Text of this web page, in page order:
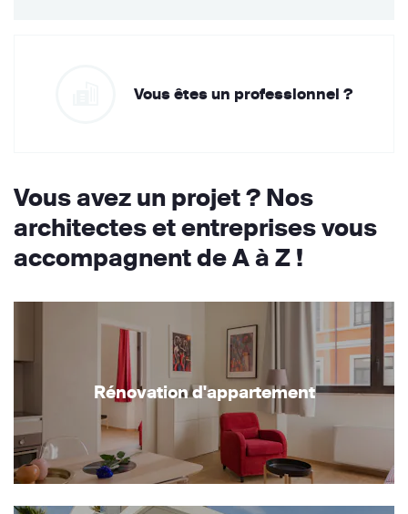
Vous êtes un professionnel ?
Vous avez un projet ? Nos
architectes et entreprises vous
accompagnent de A à Z !
Rénovation d'appartement